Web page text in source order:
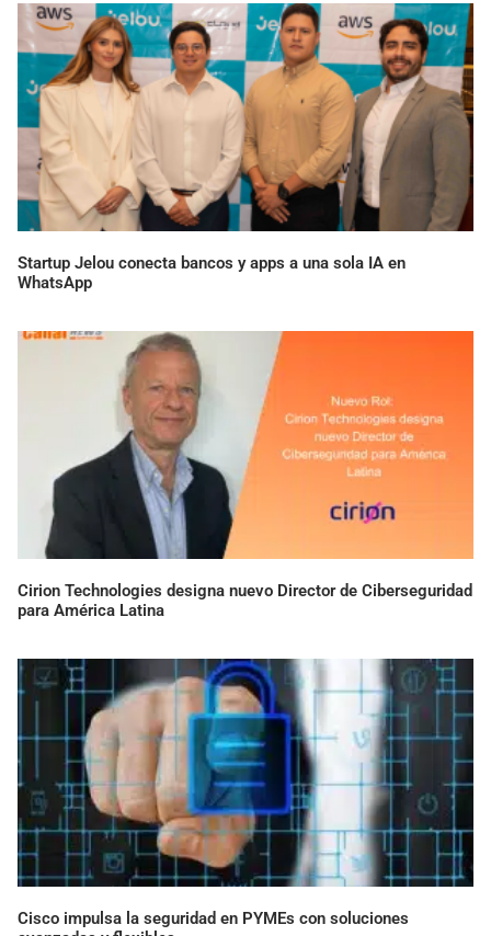
Startup Jelou conecta bancos y apps a una sola IA en
WhatsApp
Cirion Technologies designa nuevo Director de Ciberseguridad
para América Latina
Cisco impulsa la seguridad en PYMEs con soluciones